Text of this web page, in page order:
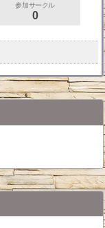
参加サークル
0